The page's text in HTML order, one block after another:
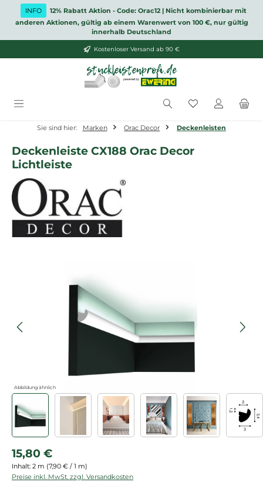
Zum Hauptinhalt springen
INFO
12% Rabatt Aktion - Code: Orac12 | Nicht kombinierbar mit
anderen Aktionen, gültig ab einem Warenwert von 100 €, nur gültig
innerhalb Deutschland
Kostenloser Versand ab 90 €
Du hast 0
Sie sind hier: Marken Orac Decor Deckenleisten
Deckenleiste CX188 Orac Decor
Lichtleiste
Abbildung ähnlich
Regulärer Preis:
15,80 €
Inhalt: 2 m (7,90 € / 1 m)
Preise inkl. MwSt. zzgl. Versandkosten